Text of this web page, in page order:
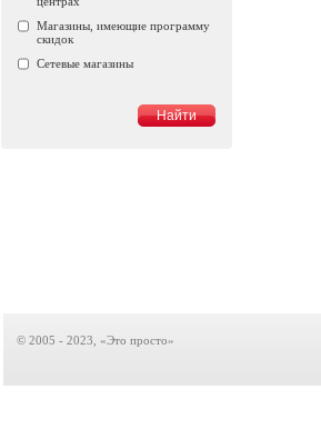
Магазины, имеющие программу
скидок
Сетевые магазины
© 2005 - 2023, «Это просто»